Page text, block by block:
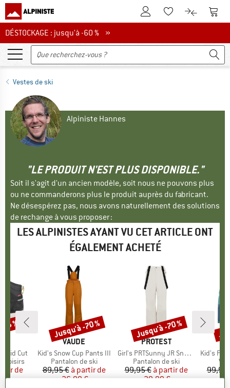
Vers le compte client
Vers la liste
Vers le
DÉSTOCKAGE : jusqu'à -60 %
DÉSTOCKAGE : jusqu'à -60 % »
Vestes de ski
Alpiniste Hannes
"LE PRODUIT N'EST PLUS DISPONIBLE."
Soit il s'agit d'un ancien modèle, soit nous ne pouvons plus
ou ne commanderons plus le produit auprès du fabricant.
Ne désespérez pas, nous avons naturellement des solutions
de rechange à vous proposer :
LES ALPINISTES AYANT VU CET ARTICLE ONT
ÉGALEMENT ACHETÉ
Mid Cut
loisirs
réduit
de
%
MARQUE
VAUDE
Article
Kid's Snow Cup Pants III
Product group
Pantalon de ski
Prix
89,95 € Prix réduit
à partir de
26,99 €
Remise
Jusqu'à -70 %
MARQUE
PROTEST
Article
Girl's PRTSunny JR Snowpants
Product group
Pantalon de ski
Prix
99,95 € Prix réduit
à partir de
29,99 €
Remise
Jusqu'à -70 %
Article
Kid's
99,95